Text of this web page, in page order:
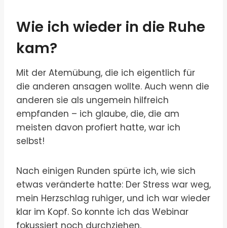
Wie ich wieder in die Ruhe
kam?
Mit der Atemübung, die ich eigentlich für
die anderen ansagen wollte. Auch wenn die
anderen sie als ungemein hilfreich
empfanden – ich glaube, die, die am
meisten davon profiert hatte, war ich
selbst!
Nach einigen Runden spürte ich, wie sich
etwas veränderte hatte: Der Stress war weg,
mein Herzschlag ruhiger, und ich war wieder
klar im Kopf. So konnte ich das Webinar
fokussiert noch durchziehen.